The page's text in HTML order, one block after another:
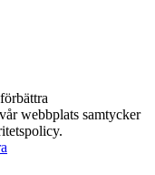
webbplats samtycker